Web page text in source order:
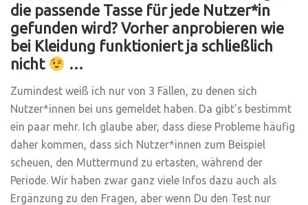
die passende Tasse für jede Nutzer*in
gefunden wird? Vorher anprobieren wie
bei Kleidung funktioniert ja schließlich
nicht
…
Zumindest weiß ich nur von 3 Fällen, zu denen sich
Nutzer*innen bei uns gemeldet haben. Da gibt’s bestimmt
ein paar mehr. Ich glaube aber, dass diese Probleme häufig
daher kommen, dass sich Nutzer*innen zum Beispiel
scheuen, den Muttermund zu ertasten, während der
Periode. Wir haben zwar ganz viele Infos dazu auch als
Ergänzung zu den Fragen, aber wenn Du den Test nur